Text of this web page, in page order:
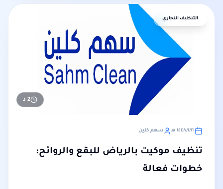
التنظيف التجاري
2 د
٢١‏/١‏/١٤٤٨ هـ سهم كلين
تنظيف موكيت بالرياض للبقع والروائح:
خطوات فعالة